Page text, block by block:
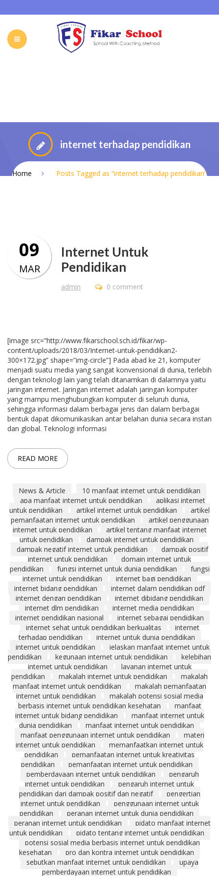
FIKAR SCHOOL ONLINE CONTACT INDONESIA
internet terhadap pendidikan
Home Posts Tagged as “internet terhadap pendidikan”
Internet Untuk
Pendidikan
admin
09
MAR
0 comment
[image src=”http://www.fikarschool.sch.id/fikar/wp-
content/uploads/2018/03/Internet-untuk-pendidikan2-
300×172.jpg” shape=”img-circle”] Pada abad ke 21, komputer
menjadi suatu media yang sangat konvensional di dunia, terlebih
dengan teknologi lain yang telah ditanamkan di dalamnya yaitu
jaringan internet. Jaringan internet adalah jaringan komputer
yang mampu menghubungkan komputer di seluruh dunia,
sehingga informasi dalam berbagai jenis dan dalam berbagai
bentuk dapat dikomunikasikan antar belahan dunia secara instan
dan global. Teknologi informasi
READ MORE
News & Article
10 manfaat internet untuk pendidikan
apa manfaat internet untuk pendidikan
aplikasi internet
untuk pendidikan
artikel internet untuk pendidikan
artikel
pemanfaatan internet untuk pendidikan
artikel penggunaan
internet untuk pendidikan
artikel tentang manfaat internet
untuk pendidikan
dampak internet untuk pendidikan
dampak negatif internet untuk pendidikan
dampak positif
internet untuk pendidikan
domain internet untuk
pendidikan
fungsi internet untuk dunia pendidikan
fungsi
internet untuk pendidikan
internet bagi pendidikan
internet bidang pendidikan
internet dalam pendidikan pdf
internet dengan pendidikan
internet dibidang pendidikan
internet dlm pendidikan
internet media pendidikan
internet pendidikan nasional
internet sebagai pendidikan
internet sehat untuk pendidikan berkualitas
internet
terhadap pendidikan
internet untuk dunia pendidikan
internet untuk pendidikan
jelaskan manfaat internet untuk
pendidikan
kegunaan internet untuk pendidikan
kelebihan
internet untuk pendidikan
layanan internet untuk
pendidikan
makalah internet untuk pendidikan
makalah
manfaat internet untuk pendidikan
makalah pemanfaatan
internet untuk pendidikan
makalah potensi sosial media
berbasis internet untuk pendidikan kesehatan
manfaat
internet untuk bidang pendidikan
manfaat internet untuk
dunia pendidikan
manfaat internet untuk pendidikan
manfaat penggunaan internet untuk pendidikan
materi
internet untuk pendidikan
memanfaatkan internet untuk
pendidikan
pemanfaatan internet untuk kreativitas
pendidikan
pemanfaatan internet untuk pendidikan
pemberdayaan internet untuk pendidikan
pengaruh
internet untuk pendidikan
pengaruh internet untuk
pendidikan dari dampak positif dan negatif
pengertian
internet untuk pendidikan
penggunaan internet untuk
pendidikan
peranan internet untuk dunia pendidikan
peranan internet untuk pendidikan
pidato manfaat internet
untuk pendidikan
pidato tentang internet untuk pendidikan
potensi sosial media berbasis internet untuk pendidikan
kesehatan
pro dan kontra internet untuk pendidikan
sebutkan manfaat internet untuk pendidikan
upaya
pemberdayaan internet untuk pendidikan